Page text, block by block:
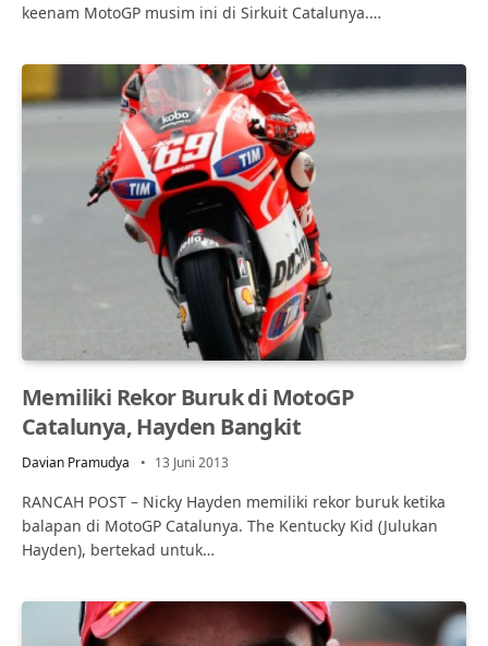
keenam MotoGP musim ini di Sirkuit Catalunya.…
Memiliki Rekor Buruk di MotoGP
Catalunya, Hayden Bangkit
Davian Pramudya 13 Juni 2013
RANCAH POST – Nicky Hayden memiliki rekor buruk ketika
balapan di MotoGP Catalunya. The Kentucky Kid (Julukan
Hayden), bertekad untuk…